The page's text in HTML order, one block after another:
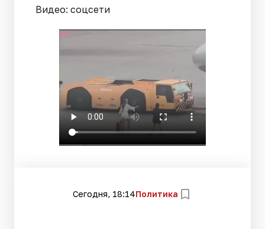
Видео: соцсети
Сегодня, 18:14Политика